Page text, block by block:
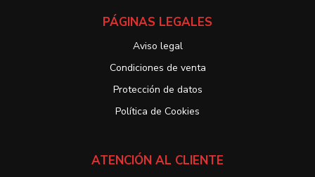
PÁGINAS LEGALES
Aviso legal
Condiciones de venta
Protección de datos
Política de Cookies
ATENCIÓN AL CLIENTE